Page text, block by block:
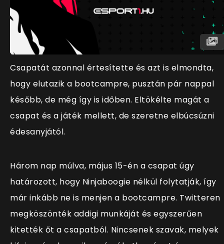
Csapatát azonnal értesítette és azt is elmondta,
hogy elutazik a bootcampre, pusztán pár nappal
később, de még így is időben. Eltökélte magát a
csapat és a játék mellett, de szeretne elbúcsúzni
édesanyjától.
Három nap múlva, május 15-én a csapat úgy
határozott, hogy Ninjaboogie nélkül folytatják, így
már inkább ne is menjen a bootcampre. Twitteren
megköszönték addigi munkáját és egyszerűen
kitették őt a csapatból. Nincsenek szavak, melyek